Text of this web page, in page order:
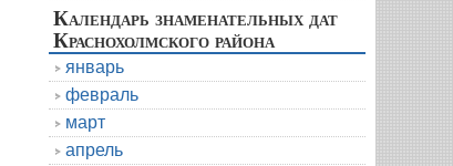
Календарь знаменательных дат
Краснохолмского района
январь
февраль
март
апрель